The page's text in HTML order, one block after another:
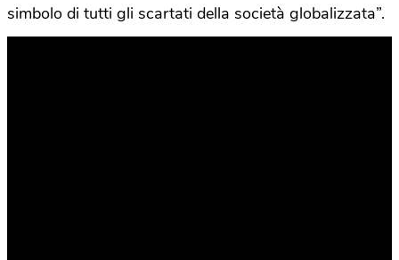
simbolo di tutti gli scartati della società globalizzata”.